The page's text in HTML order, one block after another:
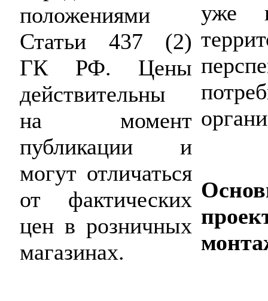
положениями
Статьи 437 (2)
ГК РФ. Цены
действительны
на момент
публикации и
могут отличаться
от фактических
цен в розничных
магазинах.
уже